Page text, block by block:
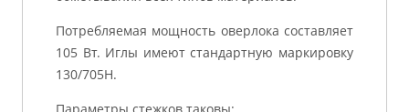
Потребляемая мощность оверлока составляет
105 Вт. Иглы имеют стандартную маркировку
130/705Н.